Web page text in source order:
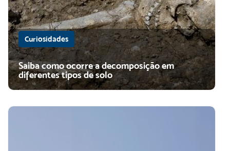
Curiosidades
Saiba como ocorre a decomposição em
diferentes tipos de solo